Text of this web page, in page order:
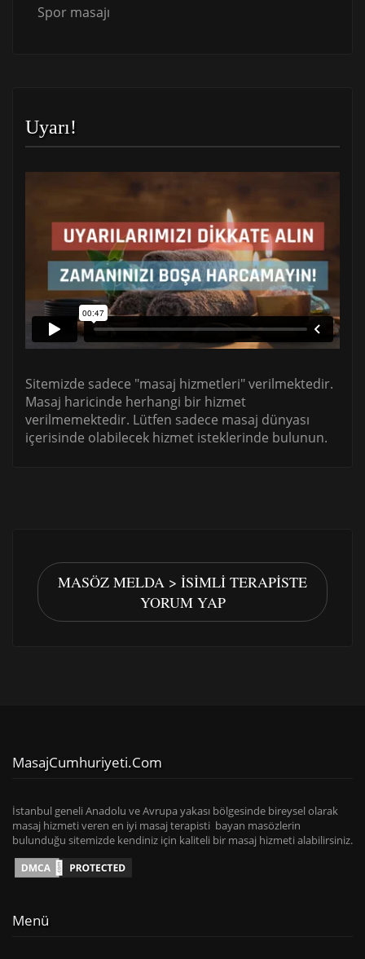
Spor masajı
Uyarı!
Sitemizde sadece "masaj hizmetleri" verilmektedir.
Masaj haricinde herhangi bir hizmet
verilmemektedir. Lütfen sadece masaj dünyası
içerisinde olabilecek hizmet isteklerinde bulunun.
MASÖZ MELDA > İSIMLI TERAPISTE
YORUM YAP
MasajCumhuriyeti.com
İstanbul geneli Anadolu ve Avrupa yakası bölgesinde bireysel olarak
masaj hizmeti veren en iyi masaj terapisti bayan masözlerin
bulunduğu sitemizde kendiniz için kaliteli bir masaj hizmeti alabilirsiniz.
Menü